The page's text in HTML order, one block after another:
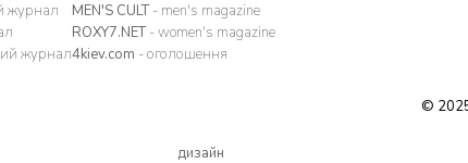
журнал
журнал
MEN'S CULT- men's magazine
ROXY7.NET- women's magazine
4kiev.com - оголошення
©
дизайн